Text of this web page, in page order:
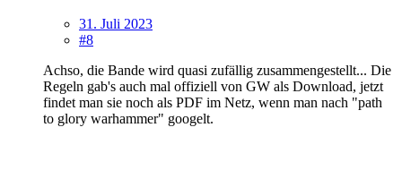
31. Juli 2023
#8
Achso, die Bande wird quasi zufällig zusammengestellt... Die
Regeln gab's auch mal offiziell von GW als Download, jetzt
findet man sie noch als PDF im Netz, wenn man nach "path
to glory warhammer" googelt.